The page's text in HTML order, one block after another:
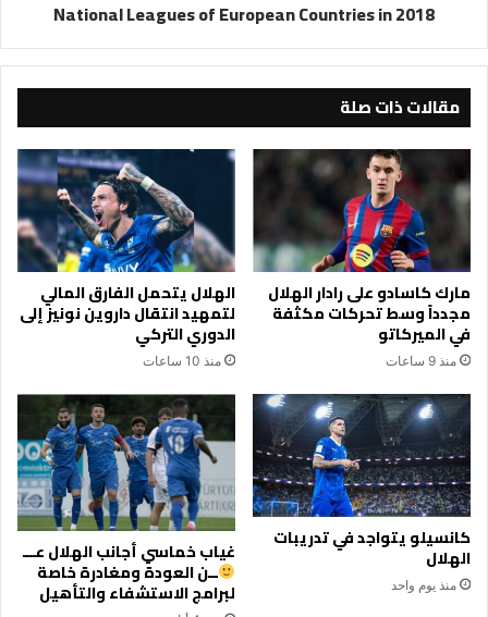
National Leagues of European Countries in 2018
مقالات ذات صلة
مارك كاسادو على رادار الهلال
مجدداً وسط تحركات مكثفة
في الميركاتو
منذ 9 ساعات
الهلال يتحمل الفارق المالي
لتمهيد انتقال داروين نونيز إلى
الدوري التركي
منذ 10 ساعات
كانسيلو يتواجد في تدريبات
الهلال
منذ يوم واحد
غياب خماسي أجانب الهلال عـــ
ــن العودة ومغادرة خاصة
لبرامج الاستشفاء والتأهيل